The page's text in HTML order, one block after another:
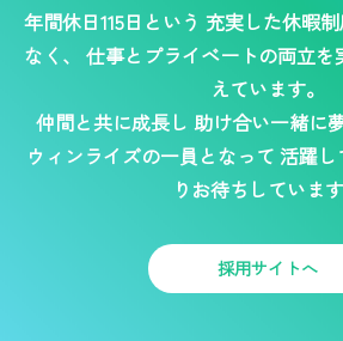
年間休日115日という 充実した休暇
なく、 仕事とプライベートの両立を
えています。
仲間と共に成長し 助け合い一緒に
ウィンライズの一員となって 活躍し
りお待ちしています
採用サイトへ